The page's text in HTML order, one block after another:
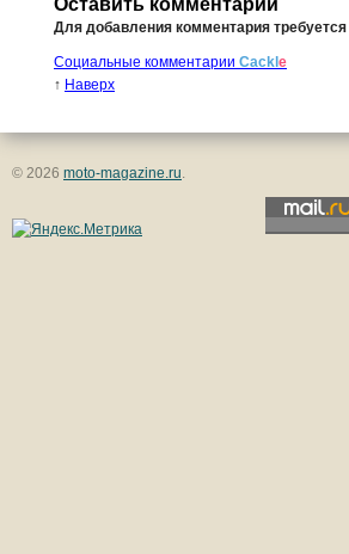
Для добавления комментария требуется
Социальные комментарии Cackl e
↑ Наверх
© 2026 moto-magazine.ru.